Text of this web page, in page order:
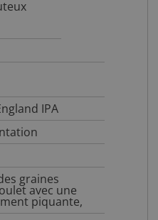
IPA
graines
avec une
piquante,